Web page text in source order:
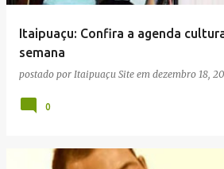
Itaipuaçu: Confira a agenda
semana
postado por Itaipuaçu Site em dezembro 18,
0